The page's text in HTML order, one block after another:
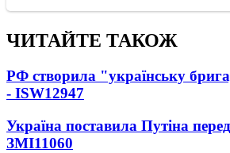
ЧИТАЙТЕ ТАКОЖ
РФ створила "українську
- ISW12947
Україна поставила Путіна
ЗМІ11060